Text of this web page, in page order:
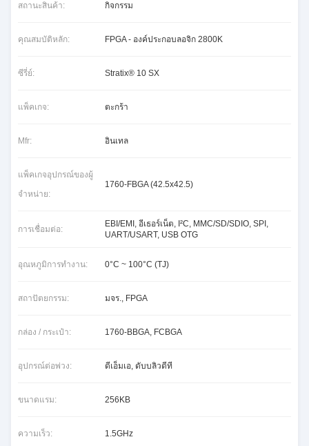
สถานะสินค้า: กิจกรรม
คุณสมบัติหลัก: FPGA - องค์ประกอบลอจิก 2800K
ซีรี่ย์: Stratix® 10 SX
แพ็คเกจ: ตะกร้า
Mfr: อินเทล
แพ็คเกจอุปกรณ์ของผู้
จําหน่าย:
1760-FBGA (42.5x42.5)
การเชื่อมต่อ:
EBI/EMI, อีเธอร์เน็ต, I²C, MMC/SD/SDIO, SPI,
UART/USART, USB OTG
อุณหภูมิการทํางาน: 0°C ~ 100°C (TJ)
สถาปัตยกรรม: มจร., FPGA
กล่อง / กระเป๋า: 1760-BBGA, FCBGA
อุปกรณ์ต่อพ่วง: ดีเอ็มเอ, ดับบลิวดีที
ขนาดแรม: 256KB
ความเร็ว: 1.5GHz